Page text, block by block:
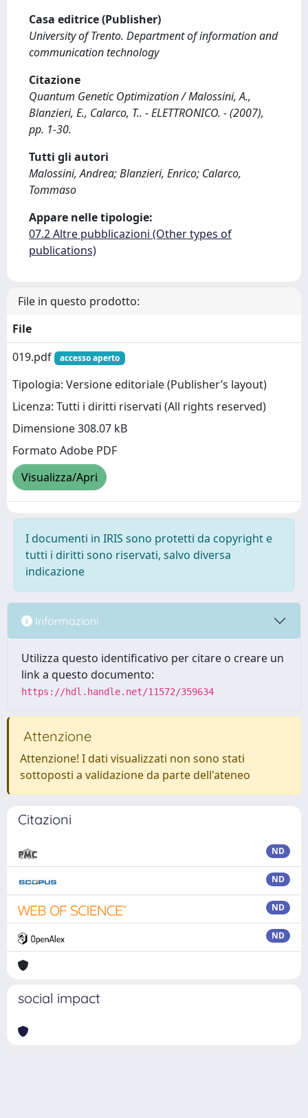
Casa editrice (Publisher)
University of Trento. Department of information and
communication technology
Citazione
Quantum Genetic Optimization / Malossini, A.,
Blanzieri, E., Calarco, T.. - ELETTRONICO. - (2007),
pp. 1-30.
Tutti gli autori
Malossini, Andrea; Blanzieri, Enrico; Calarco,
Tommaso
Appare nelle tipologie:
07.2 Altre pubblicazioni (Other types of
publications)
File in questo prodotto:
File
019.pdf
accesso aperto
Tipologia: Versione editoriale (Publisher’s layout)
Licenza: Tutti i diritti riservati (All rights reserved)
Dimensione 308.07 kB
Formato Adobe PDF
Visualizza/Apri
I documenti in IRIS sono protetti da copyright e
tutti i diritti sono riservati, salvo diversa
indicazione
Informazioni
Utilizza questo identificativo per citare o creare un
link a questo documento:
https://hdl.handle.net/11572/359634
Attenzione
Attenzione! I dati visualizzati non sono stati
sottoposti a validazione da parte dell'ateneo
Citazioni
ND
ND
ND
ND
social impact